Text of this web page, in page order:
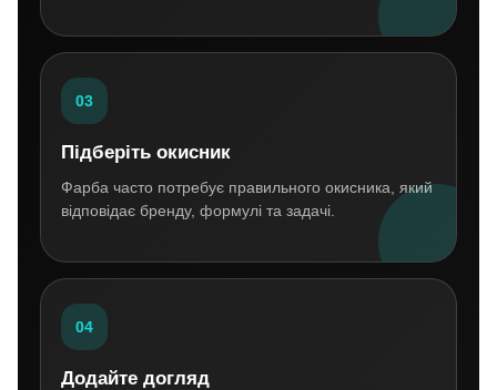
03
Підберіть окисник
Фарба часто потребує правильного окисника, який
відповідає бренду, формулі та задачі.
04
Додайте догляд